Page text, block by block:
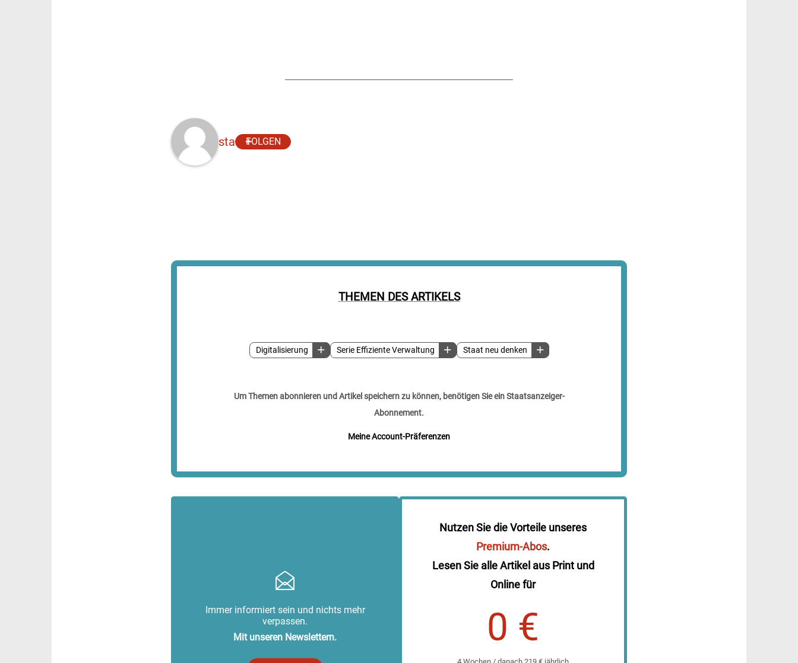
THEMEN DES ARTIKELS
Digitalisierung Serie Effiziente Verwaltung Staat neu denken
Um Themen abonnieren und Artikel speichern zu können, benötigen Sie ein Staatsanzeiger-
Abonnement.
Meine Account-Präferenzen
sta FOLGEN
Immer informiert sein und nichts mehr
verpassen.
Mit unseren Newslettern.
Nutzen Sie die Vorteile unseres
Premium-Abos.
Lesen Sie alle Artikel aus Print und
Online für
0 €